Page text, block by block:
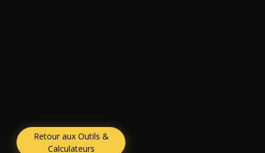
Retour aux Outils &
Calculateurs